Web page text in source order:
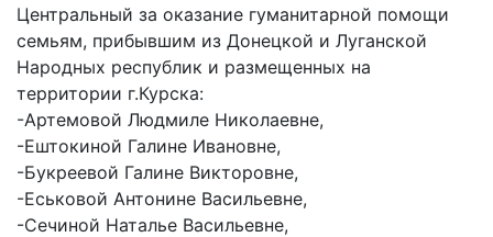
Центральный за оказание гуманитарной помощи
семьям, прибывшим из Донецкой и Луганской
Народных республик и размещенных на
территории г.Курска:
-Артемовой Людмиле Николаевне,
-Ештокиной Галине Ивановне,
-Букреевой Галине Викторовне,
-Еськовой Антонине Васильевне,
-Сечиной Наталье Васильевне,